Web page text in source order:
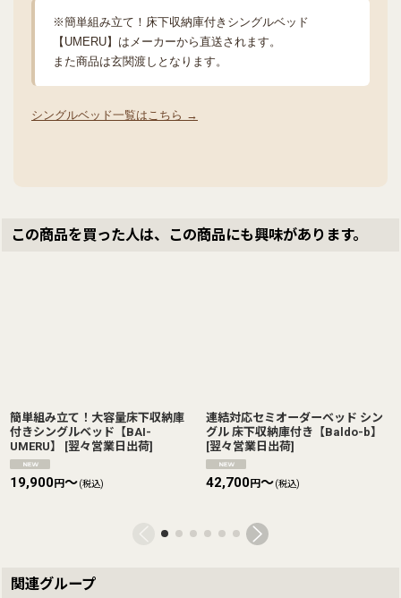
※簡単組み立て！床下収納庫付きシングルベッド
【UMERU】はメーカーから直送されます。
また商品は玄関渡しとなります。
シングルベッド一覧はこちら →
この商品を買った人は、この商品にも興味があります。
簡単組み立て！大容量床下収納庫
付きシングルベッド【BAI-
UMERU】
[翌々営業日出荷]
19,900円～(税込)
連結対応セミオーダーベッド シン
グル 床下収納庫付き【Baldo-b】
[翌々営業日出荷]
42,700円～(税込)
関連グループ